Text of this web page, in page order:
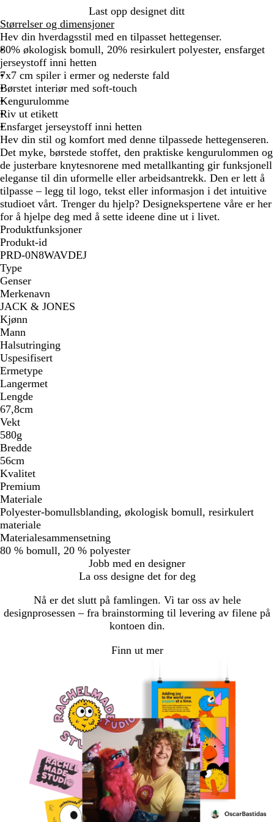
Last opp designet ditt
Størrelser og dimensjoner
Hev din hverdagsstil med en tilpasset hettegenser.
80% økologisk bomull, 20% resirkulert polyester, ensfarget
jerseystoff inni hetten
7x7 cm spiler i ermer og nederste fald
Børstet interiør med soft-touch
Kengurulomme
Riv ut etikett
Ensfarget jerseystoff inni hetten
Hev din stil og komfort med denne tilpassede hettegenseren.
Det myke, børstede stoffet, den praktiske kengurulommen og
de justerbare knytesnorene med metallkanting gir funksjonell
eleganse til din uformelle eller arbeidsantrekk. Den er lett å
tilpasse – legg til logo, tekst eller informasjon i det intuitive
studioet vårt. Trenger du hjelp? Designekspertene våre er her
for å hjelpe deg med å sette ideene dine ut i livet.
Produktfunksjoner
Produkt-id
PRD-0N8WAVDEJ
Type
Genser
Merkenavn
JACK & JONES
Kjønn
Mann
Halsutringing
Uspesifisert
Ermetype
Langermet
Lengde
67,8cm
Vekt
580g
Bredde
56cm
Kvalitet
Premium
Materiale
Polyester-bomullsblanding, økologisk bomull, resirkulert
materiale
Materialesammensetning
80 % bomull, 20 % polyester
Jobb med en designer
La oss designe det for deg
Nå er det slutt på famlingen. Vi tar oss av hele
designprosessen – fra brainstorming til levering av filene på
kontoen din.
Finn ut mer